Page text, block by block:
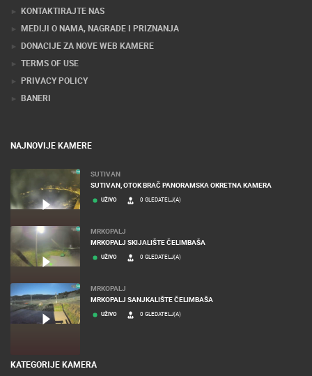
KONTAKTIRAJTE NAS
MEDIJI O NAMA, NAGRADE I PRIZNANJA
DONACIJE ZA NOVE WEB KAMERE
TERMS OF USE
PRIVACY POLICY
BANERI
NAJNOVIJE KAMERE
SUTIVAN
SUTIVAN, OTOK BRAČ PANORAMSKA OKRETNA KAMERA
UŽIVO 0 GLEDATELJ(A)
MRKOPALJ
MRKOPALJ SKIJALIŠTE ČELIMBAŠA
UŽIVO 0 GLEDATELJ(A)
MRKOPALJ
MRKOPALJ SANJKALIŠTE ČELIMBAŠA
UŽIVO 0 GLEDATELJ(A)
KATEGORIJE KAMERA